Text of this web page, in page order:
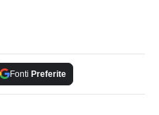
Fonti Preferite